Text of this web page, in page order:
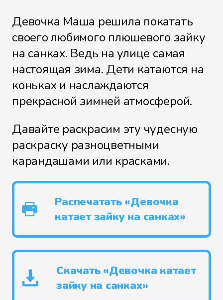
Девочка Маша решила покатать
своего любимого плюшевого зайку
на санках. Ведь на улице самая
настоящая зима. Дети катаются на
коньках и наслаждаются
прекрасной зимней атмосферой.
Давайте раскрасим эту чудесную
раскраску разноцветными
карандашами или красками.
Распечатать «Девочка
катает зайку на санках»
Скачать «Девочка катает
зайку на санках»